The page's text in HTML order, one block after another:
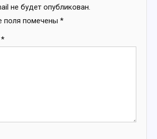
не будет опубликован.
поля помечены *
*